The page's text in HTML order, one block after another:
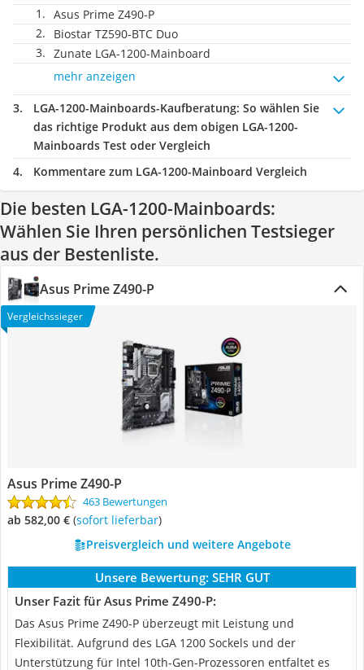
Asus Prime Z490-P
Biostar TZ590-BTC Duo
Zunate LGA-1200-Mainboard
mehr anzeigen
LGA-1200-Mainboards-Kaufberatung: So wählen Sie
das richtige Produkt aus dem obigen LGA-1200-
Mainboards Test oder Vergleich
Kommentare zum LGA-1200-Mainboard Vergleich
Die besten LGA-1200-Mainboards:
Wählen Sie Ihren persönlichen Testsieger
aus der Bestenliste.
Asus Prime Z490-P
Vergleichssieger
Asus Prime Z490-P
463 Bewertungen
ab 582,00 € ( Sofort lieferbar)
Preisvergleich und weitere Angebote
Unsere Bewertung: SEHR GUT
Unser Fazit für Asus Prime Z490-P:
Das Asus Prime Z490-P überzeugt mit Leistung und
Flexibilität. Aufgrund des LGA 1200 Sockels und der
Unterstützung für Intel 10th-Gen-Prozessoren entfaltet es